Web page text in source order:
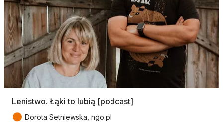
Lenistwo. Łąki to lubią [podcast]
● Dorota Setniewska, ngo.pl